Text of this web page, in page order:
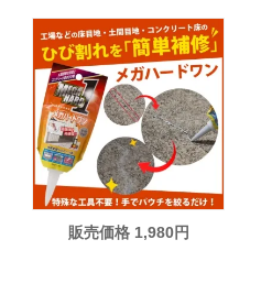
販売価格 1,980円